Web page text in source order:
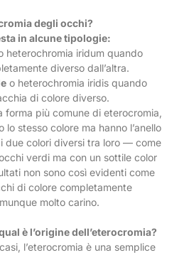
degli occhi?
in alcune tipologie:
heterochromia iridum quando
diverso dall’altra.
o heterochromia iridis quando
di colore diverso.
forma più comune di eterocromia,
stesso colore ma hanno l’anello
due colori diversi tra loro — come
verdi ma con un sottile color
non sono così evidenti come
di colore completamente
molto carino.
è l’origine dell’eterocromia?
l’eterocromia è una semplice